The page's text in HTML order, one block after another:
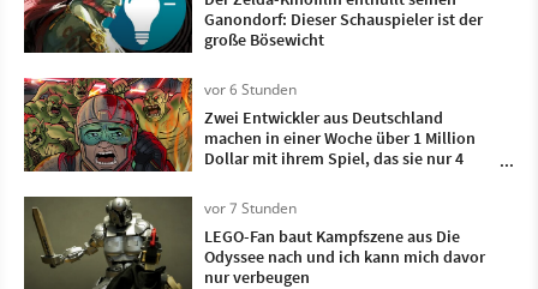
Ganondorf: Dieser Schauspieler ist der
große Bösewicht
vor 6 Stunden
Zwei Entwickler aus Deutschland
machen in einer Woche über 1 Million
Dollar mit ihrem Spiel, das sie nur 4
vor 7 Stunden
LEGO-Fan baut Kampfszene aus Die
Odyssee nach und ich kann mich davor
nur verbeugen